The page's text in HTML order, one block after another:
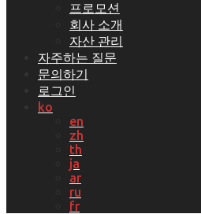
프로모션
회사 소개
자산 관리
자주하는 질문
문의하기
로그인
ko
en
zh
th
ja
ar
ru
fr